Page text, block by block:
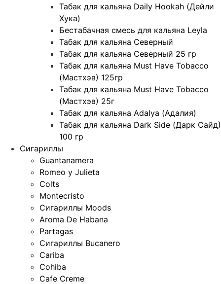
Табак для кальяна Daily Hookah (Дейли
Хука)
Бестабачная смесь для кальяна Leyla
Табак для кальяна Северный
Табак для кальяна Северный 25 гр
Табак для кальяна Must Have Tobacco
(Мастхэв) 125гр
Табак для кальяна Must Have Tobacco
(Мастхэв) 25г
Табак для кальяна Adalya (Адалия)
Табак для кальяна Dark Side (Дарк Сайд)
100 гр
Сигариллы
Guantanamera
Romeo y Julieta
Colts
Montecristo
Сигариллы Moods
Aroma De Habana
Partagas
Сигариллы Bucanero
Cariba
Cohiba
Cafe Creme